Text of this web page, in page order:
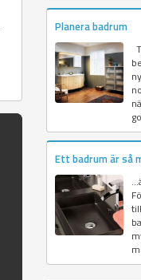
Planera badrum
Ett badrum är så